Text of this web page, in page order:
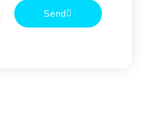
Send